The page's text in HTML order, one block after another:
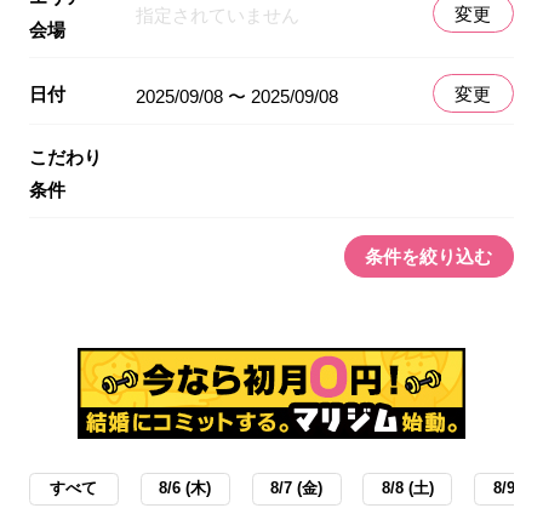
会場
指定されていません 変更
日付 2025/09/08 〜 2025/09/08 変更
こだわり
条件
条件を絞り込む
すべて 8/6 (木) 8/7 (金) 8/8 (土) 8/9 (日